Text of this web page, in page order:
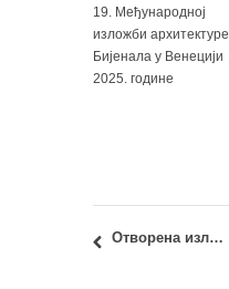
19. Међународној
изложби архитектуре
Бијенала у Венецији
2025. године
Отворена изложба “Београдско Сајмиште – Повратак у будућност”